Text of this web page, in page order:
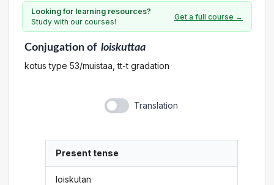
Looking for learning resources?
Study with our courses!
Get a full course →
Conjugationof loiskuttaa
kotus type 53/muistaa, tt-t gradation
Translation
Present tense
loiskutan